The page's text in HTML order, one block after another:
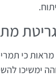
מראות כי
ימשיכו